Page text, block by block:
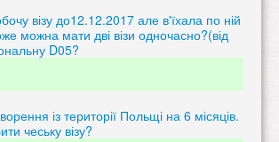
візу до12.12.2017 але в'їхала по ній
можна мати дві візи одночасно?(від
D05?
із території Польщі на 6 місяців.
чеську візу?